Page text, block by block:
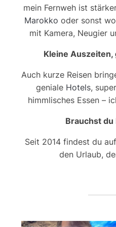
mein Fernweh ist
Marokko oder sonst
mit Kamera, Neugier
Kleine
Auch kurze Reisen
geniale Hotels, super
himmlisches Essen –
Brauchst du
Seit 2014 findest du
den Urlaub,